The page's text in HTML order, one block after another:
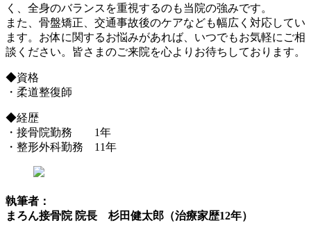
く、全身のバランスを重視するのも当院の強みです。
また、骨盤矯正、交通事故後のケアなども幅広く対応してい
ます。お体に関するお悩みがあれば、いつでもお気軽にご相
談ください。皆さまのご来院を心よりお待ちしております。
◆資格
・柔道整復師
◆経歴
・接骨院勤務 1年
・整形外科勤務 11年
執筆者：
まろん接骨院 院長 杉田健太郎（治療家歴12年）